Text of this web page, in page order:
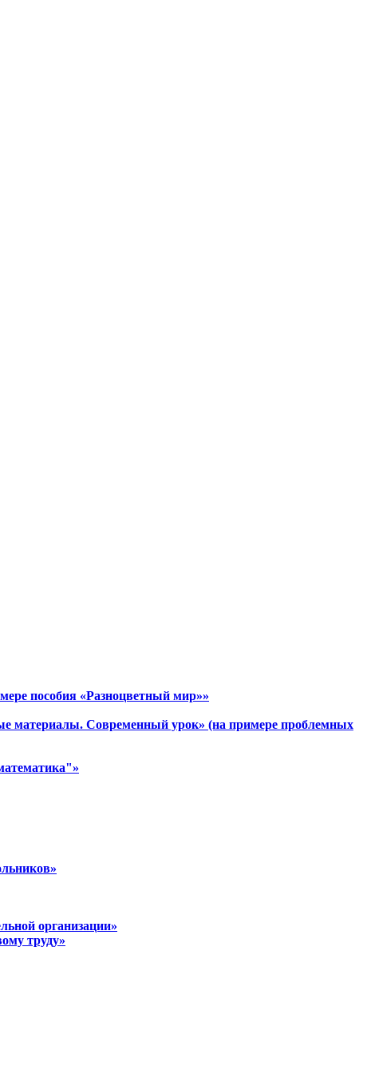
пособия «Разноцветный мир»»
материалы. Современный урок» (на примере проблемных
организации»
труду»